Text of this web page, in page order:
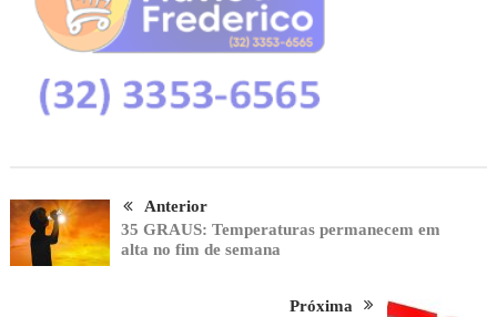
Anterior
35 GRAUS: Temperaturas permanecem em
alta no fim de semana
Próxima